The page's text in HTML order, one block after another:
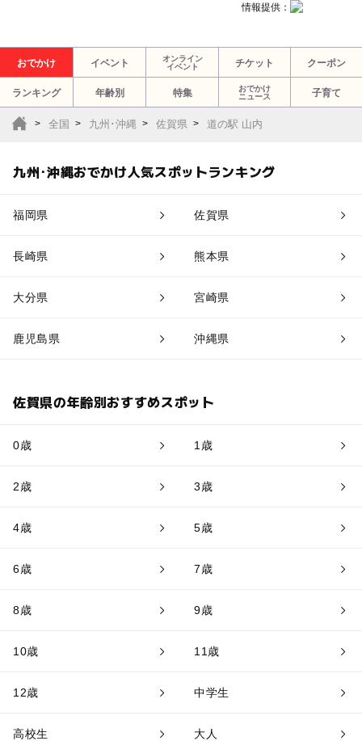
情報提供：
おでかけ イベント
オンライン
イベント
チケット クーポン
ランキング 年齢別 特集
おでかけ
ニュース
子育て
全国 九州･沖縄 佐賀県 道の駅 山内
九州･沖縄おでかけ人気スポットランキング
福岡県 佐賀県
長崎県 熊本県
大分県 宮崎県
鹿児島県 沖縄県
佐賀県の年齢別おすすめスポット
0歳 1歳
2歳 3歳
4歳 5歳
6歳 7歳
8歳 9歳
10歳 11歳
12歳 中学生
高校生 大人